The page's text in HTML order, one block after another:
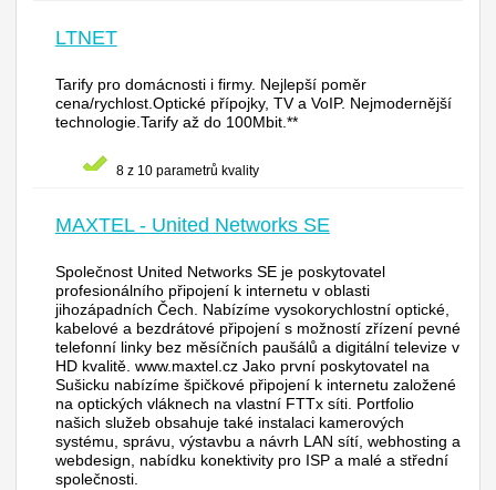
LTNET
Tarify pro domácnosti i firmy. Nejlepší poměr
cena/rychlost.Optické přípojky, TV a VoIP. Nejmodernější
technologie.Tarify až do 100Mbit.**
8 z 10 parametrů kvality
MAXTEL - United Networks SE
Společnost United Networks SE je poskytovatel
profesionálního připojení k internetu v oblasti
jihozápadních Čech. Nabízíme vysokorychlostní optické,
kabelové a bezdrátové připojení s možností zřízení pevné
telefonní linky bez měsíčních paušálů a digitální televize v
HD kvalitě. www.maxtel.cz Jako první poskytovatel na
Sušicku nabízíme špičkové připojení k internetu založené
na optických vláknech na vlastní FTTx síti. Portfolio
našich služeb obsahuje také instalaci kamerových
systému, správu, výstavbu a návrh LAN sítí, webhosting a
webdesign, nabídku konektivity pro ISP a malé a střední
společnosti.